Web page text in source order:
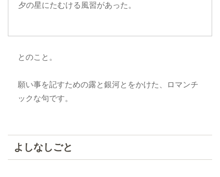
夕の星にたむける風習があった。
とのこと。
願い事を記すための露と銀河とをかけた、ロマンチ
ックな句です。
よしなしごと